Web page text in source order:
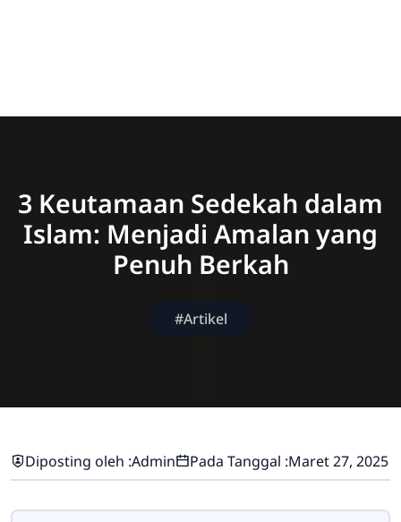
3 Keutamaan Sedekah dalam
Islam: Menjadi Amalan yang
Penuh Berkah
#Artikel
Diposting oleh :Admin Pada Tanggal :Maret 27, 2025